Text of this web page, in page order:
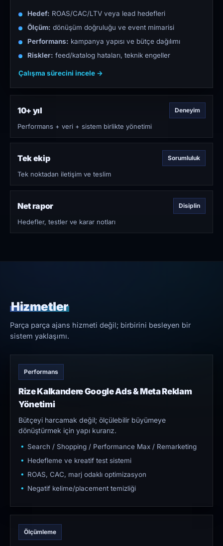
Hedef: ROAS/CAC/LTV veya lead hedefleri
Ölçüm: dönüşüm doğruluğu ve event mimarisi
Performans: kampanya yapısı ve bütçe dağılımı
Riskler: feed/katalog hataları, teknik engeller
Çalışma sürecini incele →
10+ yıl Deneyim
Performans + veri + sistem birlikte yönetimi
Tek ekip Sorumluluk
Tek noktadan iletişim ve teslim
Net rapor Disiplin
Hedefler, testler ve karar notları
Hizmetler
Parça parça ajans hizmeti değil; birbirini besleyen bir
sistem yaklaşımı.
Performans
Rize Kalkandere Google Ads & Meta Reklam
Yönetimi
Bütçeyi harcamak değil; ölçülebilir büyümeye
dönüştürmek için yapı kurarız.
Search / Shopping / Performance Max / Remarketing
Hedefleme ve kreatif test sistemi
ROAS, CAC, marj odaklı optimizasyon
Negatif kelime/placement temizliği
Ölçümleme